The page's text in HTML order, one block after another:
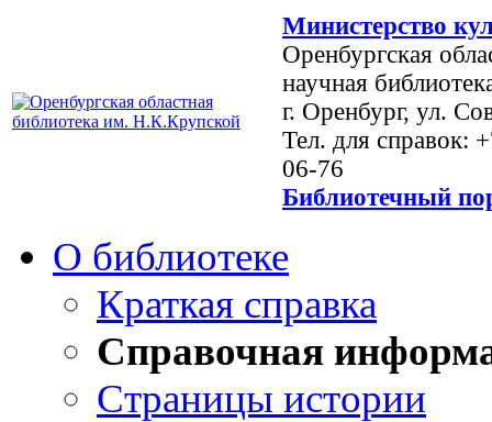
Министерство
Оренбургская
научная
г. Оренбург, ул.
Тел. для справок:
06-76
Библиотечный
О библиотеке
Краткая справка
Справочная
Страницы истории